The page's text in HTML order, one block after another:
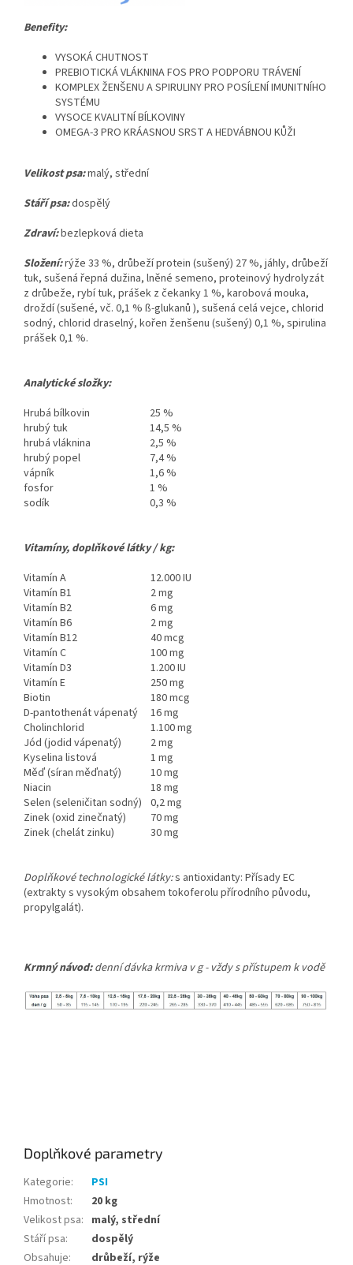
Benefity:
VYSOKÁ CHUTNOST
PREBIOTICKÁ VLÁKNINA FOS PRO PODPORU TRÁVENÍ
KOMPLEX ŽENŠENU A SPIRULINY PRO POSÍLENÍ IMUNITNÍHO
SYSTÉMU
VYSOCE KVALITNÍ BÍLKOVINY
OMEGA-3 PRO KRÁASNOU SRST A HEDVÁBNOU KŮŽI
Velikost psa:malý, střední
Stáří psa:dospělý
Zdraví:bezlepková dieta
Složení:rýže 33 %, drůbeží protein (sušený) 27 %, jáhly, drůbeží
tuk, sušená řepná dužina, lněné semeno, proteinový hydrolyzát
z drůbeže, rybí tuk, prášek z čekanky 1 %, karobová mouka,
droždí (sušené, vč. 0,1 % ß-glukanů ), sušená celá vejce, chlorid
sodný, chlorid draselný, kořen ženšenu (sušený) 0,1 %, spirulina
prášek 0,1 %.
Analytické složky:
Hrubá bílkovin
25 %
hrubý tuk
14,5 %
hrubá vláknina
2,5 %
hrubý popel
7,4 %
vápník
1,6 %
fosfor
1 %
sodík
0,3 %
Vitamíny, doplňkové látky / kg:
Vitamín A
12.000 IU
Vitamín B1
2 mg
Vitamín B2
6 mg
Vitamín B6
2 mg
Vitamín B12
40 mcg
Vitamín C
100 mg
Vitamín D3
1.200 IU
Vitamín E
250 mg
Biotin
180 mcg
D-pantothenát vápenatý
16 mg
Cholinchlorid
1.100 mg
Jód (jodid vápenatý)
2 mg
Kyselina listová
1 mg
Měď (síran měďnatý)
10 mg
Niacin
18 mg
Selen (seleničitan sodný) 0,2 mg
Zinek (oxid zinečnatý)
70 mg
Zinek (chelát zinku)
30 mg
Doplňkové technologické látky:s antioxidanty: Přísady EC
(extrakty s vysokým obsahem tokoferolu přírodního původu,
propylgalát).
Krmný návod:denní dávka krmiva v g - vždy s přístupem k vodě
Doplňkové parametry
Kategorie:
PSI
Hmotnost:
20 kg
Velikost psa: malý, střední
Stáří psa:
dospělý
Obsahuje: drůbeží, rýže